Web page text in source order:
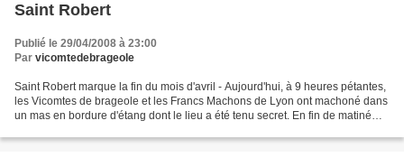
Saint Robert
Publié le 29/04/2008 à 23:00
Par vicomtedebrageole
Saint Robert marque la fin du mois d'avril - Aujourd'hui, à 9 heures pétantes,
les Vicomtes de brageole et les Francs Machons de Lyon ont machoné dans
un mas en bordure d'étang dont le lieu a été tenu secret. En fin de matiné